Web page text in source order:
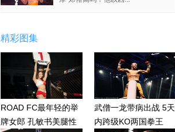
精彩图集
ROAD FC最年轻的举
牌女郎 孔敏书美腿性
武僧一龙带病出战 5天
内跨级KO两国拳王